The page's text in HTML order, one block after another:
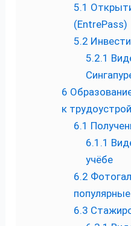
5.1
(EntrePass)
5.2
5.2.1
6
к
6.1
6.1.1
учёбе
6.2
6.3